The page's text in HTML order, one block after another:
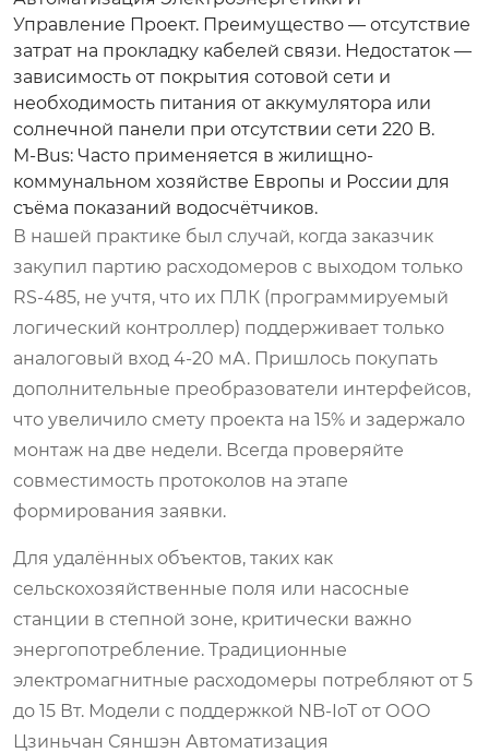
Управление Проект. Преимущество — отсутствие
затрат на прокладку кабелей связи. Недостаток —
зависимость от покрытия сотовой сети и
необходимость питания от аккумулятора или
солнечной панели при отсутствии сети 220 В.
M-Bus: Часто применяется в жилищно-
коммунальном хозяйстве Европы и России для
съёма показаний водосчётчиков.
В нашей практике был случай, когда заказчик
закупил партию расходомеров с выходом только
RS-485, не учтя, что их ПЛК (программируемый
логический контроллер) поддерживает только
аналоговый вход 4-20 мА. Пришлось покупать
дополнительные преобразователи интерфейсов,
что увеличило смету проекта на 15% и задержало
монтаж на две недели. Всегда проверяйте
совместимость протоколов на этапе
формирования заявки.
Для удалённых объектов, таких как
сельскохозяйственные поля или насосные
станции в степной зоне, критически важно
энергопотребление. Традиционные
электромагнитные расходомеры потребляют от 5
до 15 Вт. Модели с поддержкой NB-IoT от ООО
Цзиньчан Сяншэн Автоматизация